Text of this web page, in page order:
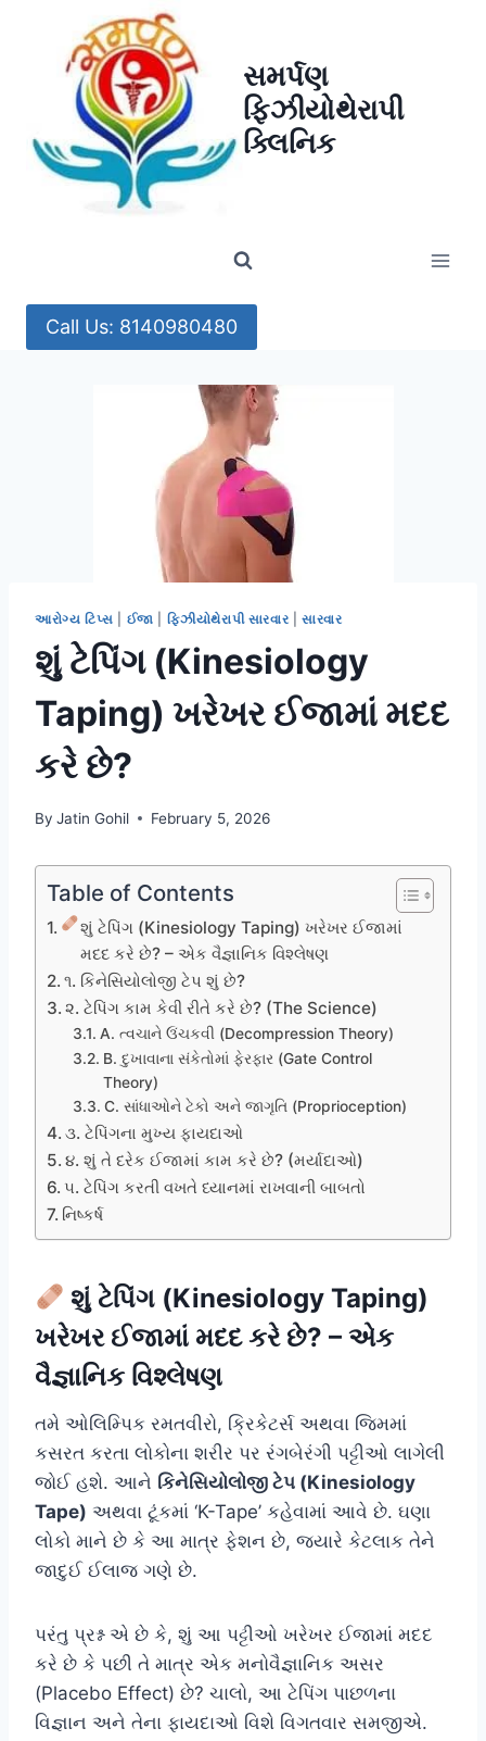
સમર્પણ
ફિઝીયોથેરાપી
ક્લિનિક
Call Us: 8140980480
આરોગ્ય ટિપ્સ ઈજા ફિઝીયોથેરાપી સારવાર સારવાર
શું ટેપિંગ (Kinesiology
Taping) ખરેખર ઈજામાં મદદ
કરે છે?
By Jatin Gohil February 5, 2026
Table of Contents
શું ટેપિંગ (Kinesiology Taping) ખરેખર ઈજામાં
મદદ કરે છે? – એક વૈજ્ઞાનિક વિશ્લેષણ
૧. કિનેસિયોલોજી ટેપ શું છે?
૨. ટેપિંગ કામ કેવી રીતે કરે છે? (The Science)
A. ત્વચાને ઉંચકવી (Decompression Theory)
B. દુખાવાના સંકેતોમાં ફેરફાર (Gate Control
Theory)
C. સાંધાઓને ટેકો અને જાગૃતિ (Proprioception)
૩. ટેપિંગના મુખ્ય ફાયદાઓ
૪. શું તે દરેક ઈજામાં કામ કરે છે? (મર્યાદાઓ)
૫. ટેપિંગ કરતી વખતે ધ્યાનમાં રાખવાની બાબતો
નિષ્કર્ષ
શું ટેપિંગ (Kinesiology Taping)
ખરેખર ઈજામાં મદદ કરે છે? – એક
વૈજ્ઞાનિક વિશ્લેષણ
તમે ઓલિમ્પિક રમતવીરો, ક્રિકેટર્સ અથવા જિમમાં
કસરત કરતા લોકોના શરીર પર રંગબેરંગી પટ્ટીઓ લાગેલી
જોઈ હશે. આને કિનેસિયોલોજી ટેપ (Kinesiology
Tape) અથવા ટૂંકમાં ‘K-Tape’ કહેવામાં આવે છે. ઘણા
લોકો માને છે કે આ માત્ર ફેશન છે, જ્યારે કેટલાક તેને
જાદુઈ ઈલાજ ગણે છે.
પરંતુ પ્રશ્ન એ છે કે, શું આ પટ્ટીઓ ખરેખર ઈજામાં મદદ
કરે છે કે પછી તે માત્ર એક મનોવૈજ્ઞાનિક અસર
(Placebo Effect) છે? ચાલો, આ ટેપિંગ પાછળના
વિજ્ઞાન અને તેના ફાયદાઓ વિશે વિગતવાર સમજીએ.